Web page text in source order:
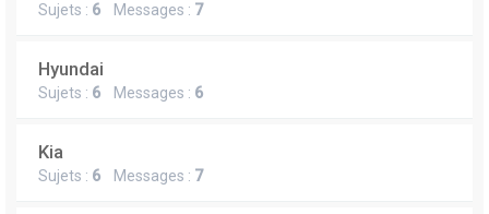
Sujets : 6 Messages : 7
Hyundai
Sujets : 6 Messages : 6
Kia
Sujets : 6 Messages : 7